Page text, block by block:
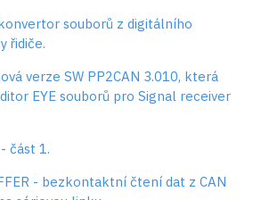
souborů z digitálního
řidiče.
verze SW PP2CAN 3.010, která
EYE souborů pro Signal receiver
část 1.
- bezkontaktní čtení dat z CAN